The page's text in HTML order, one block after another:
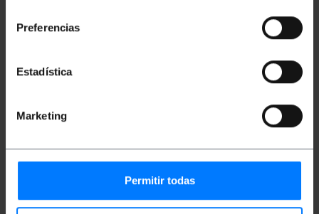
Preferencias
Estadística
Marketing
Permitir todas
documents B7
128x91mm
0,24€
0,24€VAT inc.
PVD
0,21€